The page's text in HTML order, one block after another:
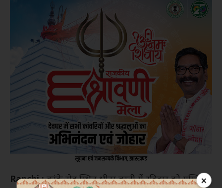
×
Ranchi :कांके रोड स्थित भीठा बस्ती में रविवार को मुस्लिम